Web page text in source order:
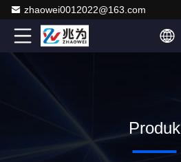
zhaowei0012022@163.com
Produk